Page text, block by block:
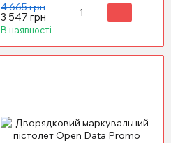
4 665 грн
3 547 грн
В наявності